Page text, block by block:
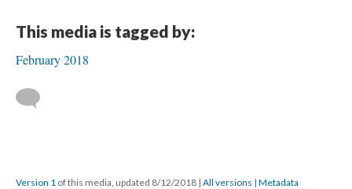
This media is tagged by:
February 2018
Version 1 of this media, updated 8/12/2018 | All versions | Metadata